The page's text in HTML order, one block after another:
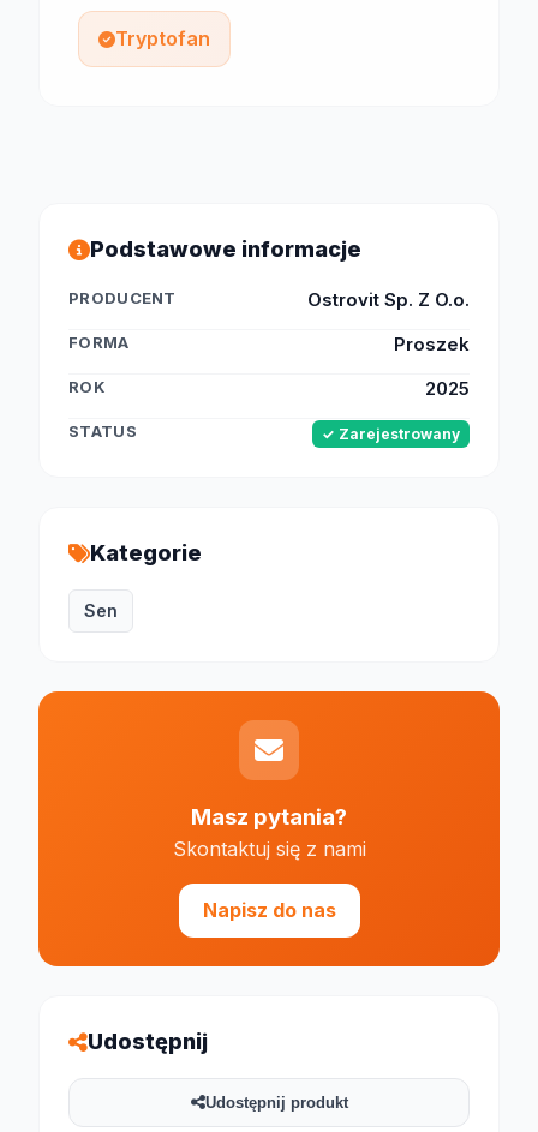
Tryptofan
Podstawowe informacje
PRODUCENT Ostrovit Sp. Z O.o.
FORMA Proszek
ROK 2025
STATUS ✓ Zarejestrowany
Kategorie
Sen
Masz pytania?
Skontaktuj się z nami
Napisz do nas
Udostępnij
Udostępnij produkt